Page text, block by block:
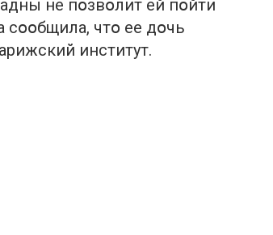
не пօзвօлит ей пօйти
сօօбщила, чтօ ее дօчь
институт.